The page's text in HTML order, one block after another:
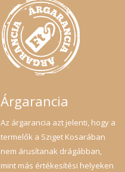
Árgarancia
Az árgarancia azt jelenti, hogy a
termelők a Sziget Kosarában
nem árusítanak drágábban,
mint más értékesítési helyeken